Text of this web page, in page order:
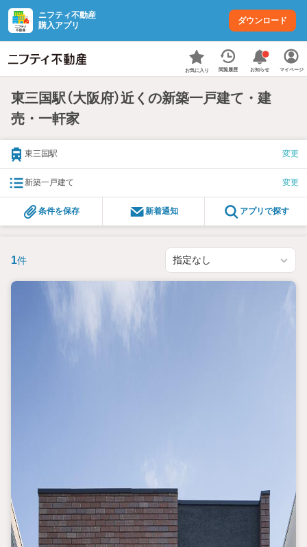
ニフティ不動産
購入アプリ
ダウンロード
お気に入り 閲覧履歴 お知らせ マイページ
東三国駅（大阪府）近くの新築一戸建て・建
売・一軒家
東三国駅 変更
新築一戸建て 変更
条件を保存 新着通知 アプリで探す
1件